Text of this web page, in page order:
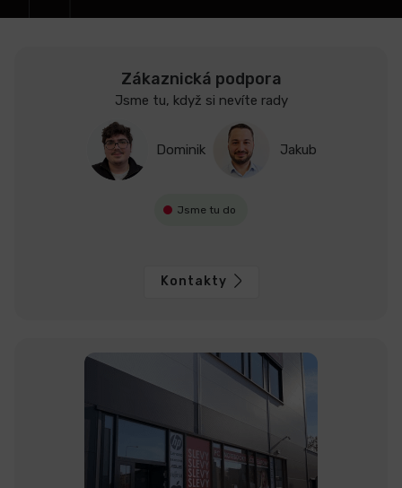
Zákaznická podpora
Jsme tu, když si nevíte rady
Dominik Jakub
Jsme tu do
Kontakty